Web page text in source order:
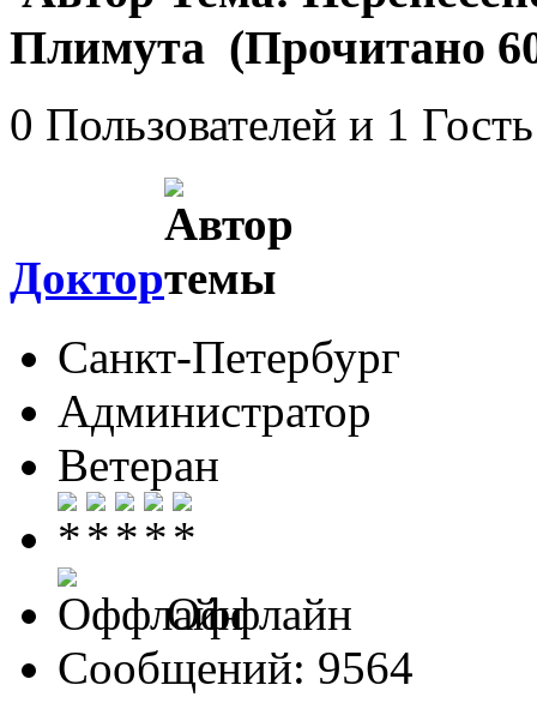
Плимута (Прочитано
0 Пользователей и 1
Доктор
Санкт-Петербург
Администратор
Ветеран
Оффлайн
Сообщений: 9564